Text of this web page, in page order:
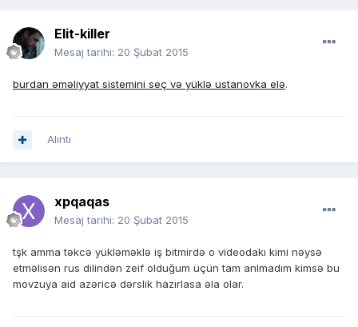
Elit-killer
Mesaj tarihi: 20 Şubat 2015
burdan əməliyyat sistemini seç və yüklə ustanovka elə.
Alıntı
xpqaqas
Mesaj tarihi: 20 Şubat 2015
tşk amma təkcə yükləməklə iş bitmirdə o videodakı kimi nəysə
etməlisən rus dilindən zeif olduğum üçün tam anlmadım kimsə bu
movzuya aid azəricə dərslik hazırlasa əla olar.